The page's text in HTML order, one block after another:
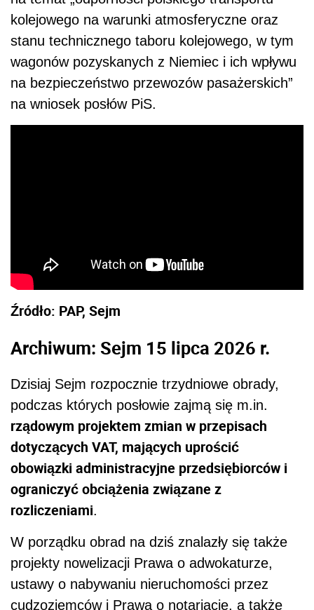
kolejowego na warunki atmosferyczne oraz
stanu technicznego taboru kolejowego, w tym
wagonów pozyskanych z Niemiec i ich wpływu
na bezpieczeństwo przewozów pasażerskich”
na wniosek posłów PiS.
Źródło: PAP, Sejm
Archiwum: Sejm 15 lipca 2026 r.
Dzisiaj Sejm rozpocznie trzydniowe obrady,
podczas których posłowie zajmą się m.in.
rządowym projektem zmian w przepisach
dotyczących VAT, mających uprościć
obowiązki administracyjne przedsiębiorców i
ograniczyć obciążenia związane z
rozliczeniami.
W porządku obrad na dziś znalazły się także
projekty nowelizacji Prawa o adwokaturze,
ustawy o nabywaniu nieruchomości przez
cudzoziemców i Prawa o notariacie, a także